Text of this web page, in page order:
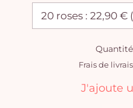
Quantité
Frais de
J'ajoute